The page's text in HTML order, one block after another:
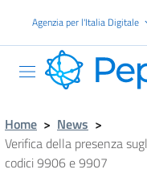
Vai al contenuto
Agenzia per l'Italia Digitale
Home > News >
Verifica della presenza
codici 9906 e 9907